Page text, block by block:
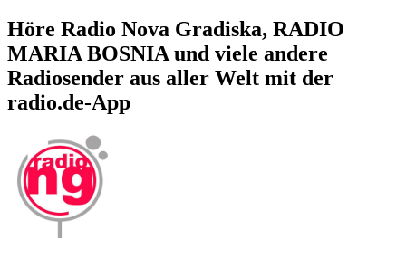
Höre Radio Nova Gradiska, RADIO
MARIA BOSNIA und viele andere
Radiosender aus aller Welt mit der
radio.de-App